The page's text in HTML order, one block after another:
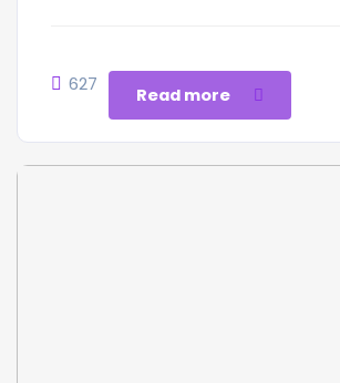
627 Read more